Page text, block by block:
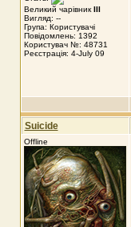
Великий чарівник III
Вигляд: --
Група: Користувачі
Повідомлень: 1392
Користувач №: 48731
Реєстрація: 4-July 09
Suicide
Offline